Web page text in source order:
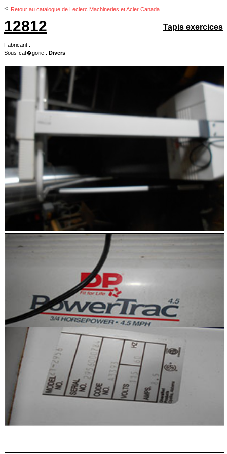
< Retour au catalogue de Leclerc Machineries et Acier Canada
12812
Fabricant :
Sous-cat�gorie : Divers
Tapis exercices